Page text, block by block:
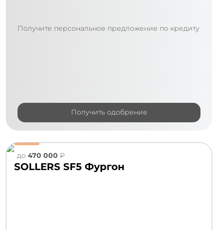
Получите персональное предложение по кредиту
Получить одобрение
до 470 000 ₽
SOLLERS SF5 Фургон